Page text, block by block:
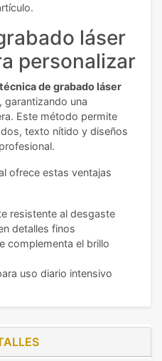
láser
personalizar
técnica de grabado láser
garantizando una
Este método permite
texto nítido y diseños
ofrece estas ventajas
resistente al desgaste
detalles finos
complementa el brillo
uso diario intensivo